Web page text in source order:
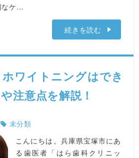
なケ…
続きを読む
ワイトニングはでき
注意点を解説！
未分類
こんにちは。兵庫県宝塚市にあ
る歯医者「はら歯科クリニッ